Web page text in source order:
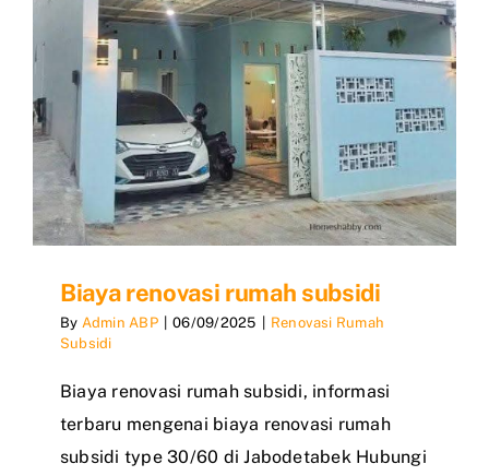
Biaya renovasi rumah subsidi
By Admin ABP 06/09/2025
Renovasi Rumah
Subsidi
Biaya renovasi rumah subsidi, informasi
terbaru mengenai biaya renovasi rumah
subsidi type 30/60 di Jabodetabek Hubungi